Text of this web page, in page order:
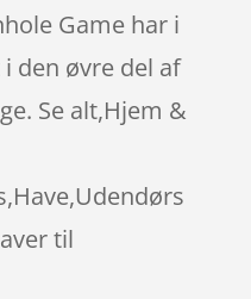
Game har i
den øvre del af
Se alt,Hjem &
til